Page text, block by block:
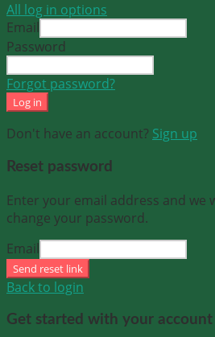
All log in options
Email
Password
Forgot password?
Log in
Don't have an account? Sign up
Reset password
Enter your email address and we
change your password.
Email
Send reset link
Back to login
Get started with your account